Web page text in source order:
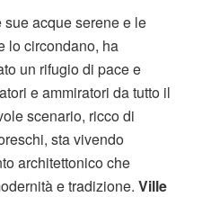
sue acque serene e le
lo circondano, ha
un rifugio di pace e
e ammiratori da tutto il
scenario, ricco di
sta vivendo
architettonico che
e tradizione. Ville